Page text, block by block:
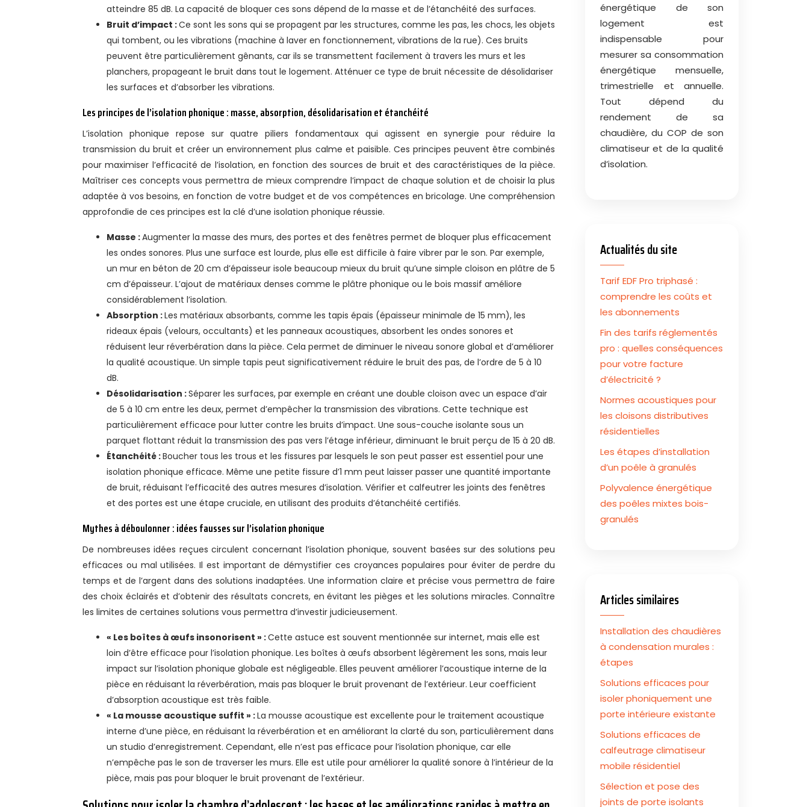
atteindre 85 dB. La capacité de bloquer ces sons dépend de la masse et de l’étanchéité des surfaces.
Bruit d’impact :Ce sont les sons qui se propagent par les structures, comme les pas, les chocs, les objets
qui tombent, ou les vibrations (machine à laver en fonctionnement, vibrations de la rue). Ces bruits
peuvent être particulièrement gênants, car ils se transmettent facilement à travers les murs et les
planchers, propageant le bruit dans tout le logement. Atténuer ce type de bruit nécessite de désolidariser
les surfaces et d’absorber les vibrations.
Les principes de l’isolation phonique : masse, absorption, désolidarisation et étanchéité
L’isolation phonique repose sur quatre piliers fondamentaux qui agissent en synergie pour réduire la
transmission du bruit et créer un environnement plus calme et paisible. Ces principes peuvent être combinés
pour maximiser l’efficacité de l’isolation, en fonction des sources de bruit et des caractéristiques de la pièce.
Maîtriser ces concepts vous permettra de mieux comprendre l’impact de chaque solution et de choisir la plus
adaptée à vos besoins, en fonction de votre budget et de vos compétences en bricolage. Une compréhension
approfondie de ces principes est la clé d’une isolation phonique réussie.
Masse :Augmenter la masse des murs, des portes et des fenêtres permet de bloquer plus efficacement
les ondes sonores. Plus une surface est lourde, plus elle est difficile à faire vibrer par le son. Par exemple,
un mur en béton de 20 cm d’épaisseur isole beaucoup mieux du bruit qu’une simple cloison en plâtre de 5
cm d’épaisseur. L’ajout de matériaux denses comme le plâtre phonique ou le bois massif améliore
considérablement l’isolation.
Absorption :Les matériaux absorbants, comme les tapis épais (épaisseur minimale de 15 mm), les
rideaux épais (velours, occultants) et les panneaux acoustiques, absorbent les ondes sonores et
réduisent leur réverbération dans la pièce. Cela permet de diminuer le niveau sonore global et d’améliorer
la qualité acoustique. Un simple tapis peut significativement réduire le bruit des pas, de l’ordre de 5 à 10
dB.
Désolidarisation :Séparer les surfaces, par exemple en créant une double cloison avec un espace d’air
de 5 à 10 cm entre les deux, permet d’empêcher la transmission des vibrations. Cette technique est
particulièrement efficace pour lutter contre les bruits d’impact. Une sous-couche isolante sous un
parquet flottant réduit la transmission des pas vers l’étage inférieur, diminuant le bruit perçu de 15 à 20 dB.
Étanchéité :Boucher tous les trous et les fissures par lesquels le son peut passer est essentiel pour une
isolation phonique efficace. Même une petite fissure d’1 mm peut laisser passer une quantité importante
de bruit, réduisant l’efficacité des autres mesures d’isolation. Vérifier et calfeutrer les joints des fenêtres
et des portes est une étape cruciale, en utilisant des produits d’étanchéité certifiés.
Mythes à déboulonner : idées fausses sur l’isolation phonique
De nombreuses idées reçues circulent concernant l’isolation phonique, souvent basées sur des solutions peu
efficaces ou mal utilisées. Il est important de démystifier ces croyances populaires pour éviter de perdre du
temps et de l’argent dans des solutions inadaptées. Une information claire et précise vous permettra de faire
des choix éclairés et d’obtenir des résultats concrets, en évitant les pièges et les solutions miracles. Connaître
les limites de certaines solutions vous permettra d’investir judicieusement.
« Les boîtes à œufs insonorisent » :Cette astuce est souvent mentionnée sur internet, mais elle est
loin d’être efficace pour l’isolation phonique. Les boîtes à œufs absorbent légèrement les sons, mais leur
impact sur l’isolation phonique globale est négligeable. Elles peuvent améliorer l’acoustique interne de la
pièce en réduisant la réverbération, mais pas bloquer le bruit provenant de l’extérieur. Leur coefficient
d’absorption acoustique est très faible.
« La mousse acoustique suffit » :La mousse acoustique est excellente pour le traitement acoustique
interne d’une pièce, en réduisant la réverbération et en améliorant la clarté du son, particulièrement dans
un studio d’enregistrement. Cependant, elle n’est pas efficace pour l’isolation phonique, car elle
n’empêche pas le son de traverser les murs. Elle est utile pour améliorer la qualité sonore à l’intérieur de la
pièce, mais pas pour bloquer le bruit provenant de l’extérieur.
énergétique de son
logement est
indispensable pour
mesurer sa consommation
énergétique mensuelle,
trimestrielle et annuelle.
Tout dépend du
rendement de sa
chaudière, du COP de son
climatiseur et de la qualité
d’isolation.
Actualités du site
Tarif EDF Pro triphasé :
comprendre les coûts et
les abonnements
Fin des tarifs réglementés
pro : quelles conséquences
pour votre facture
d’électricité ?
Normes acoustiques pour
les cloisons distributives
résidentielles
Les étapes d’installation
d’un poêle à granulés
Polyvalence énergétique
des poêles mixtes bois-
granulés
Articles similaires
Installation des chaudières
à condensation murales :
étapes
Solutions efficaces pour
isoler phoniquement une
porte intérieure existante
Solutions efficaces de
calfeutrage climatiseur
mobile résidentiel
Sélection et pose des
joints de porte isolants